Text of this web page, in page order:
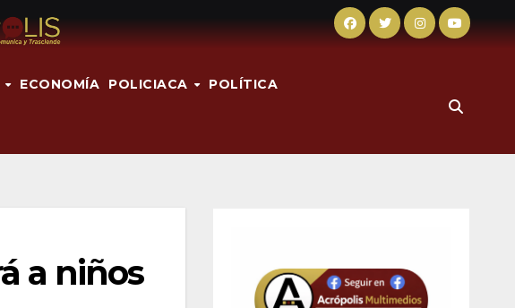
ECONOMÍA POLICIACA POLÍTICA
a niños